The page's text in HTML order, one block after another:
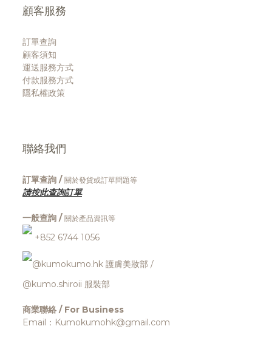
顧客服務
訂單查詢
顧客須知
運送服務方式
付款服務方式
隱私權政策
聯絡我們
訂單查詢 / 關於發貨或訂單問題等
請按此查詢訂單
一般查詢 / 關於產品資訊等
+852 6744 1056
@kumokumo.hk 護膚美妝部 /
@kumo.shiroii 服裝部
商業聯絡 / For Business
Email：Kumokumohk@gmail.com